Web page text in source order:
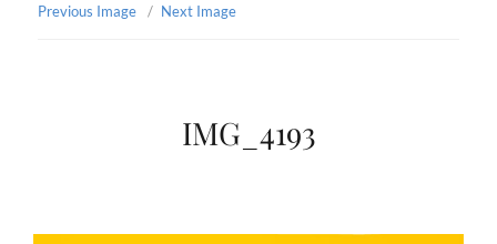
Previous Image Next Image
IMG_4193